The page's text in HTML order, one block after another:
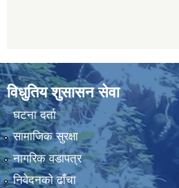
विधुतिय शुसासन सेवा
घटना दर्ता
सामाजिक सुरक्षा
नागरिक वडापत्र
निवेदनकाे ढाँचा